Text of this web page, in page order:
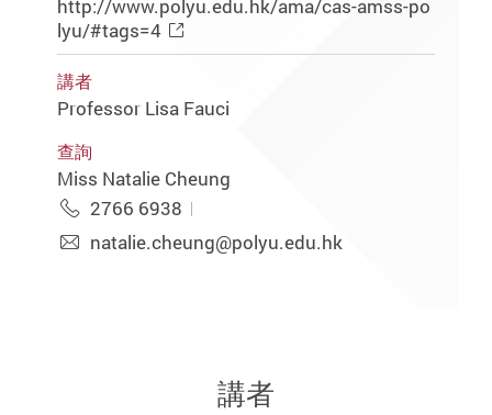
http://www.polyu.edu.hk/ama/cas-amss-po
lyu/#tags=4
講者
Professor Lisa Fauci
查詢
Miss Natalie Cheung
2766 6938
natalie.cheung@polyu.edu.hk
講者